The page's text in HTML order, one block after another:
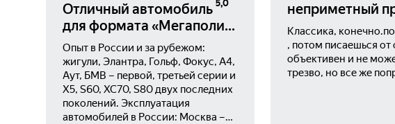
5,0
Отличный автомобиль
для формата «Мегаполис
– загород».
Опыт в России и за рубежом:
жигули, Элантра, Гольф, Фокус, А4,
Аут, БМВ – первой, третьей серии и
X5, S60, ХС70, S80 двух последних
поколений. Эксплуатация
автомобилей в России: Москва –
неприметный
Классика,
, потом писаешься от
объективен и не
трезво, но все же